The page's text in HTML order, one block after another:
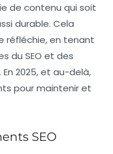
de contenu qui soit
durable. Cela
réfléchie, en tenant
du SEO et des
2025, et au-delà,
pour maintenir et
SEO